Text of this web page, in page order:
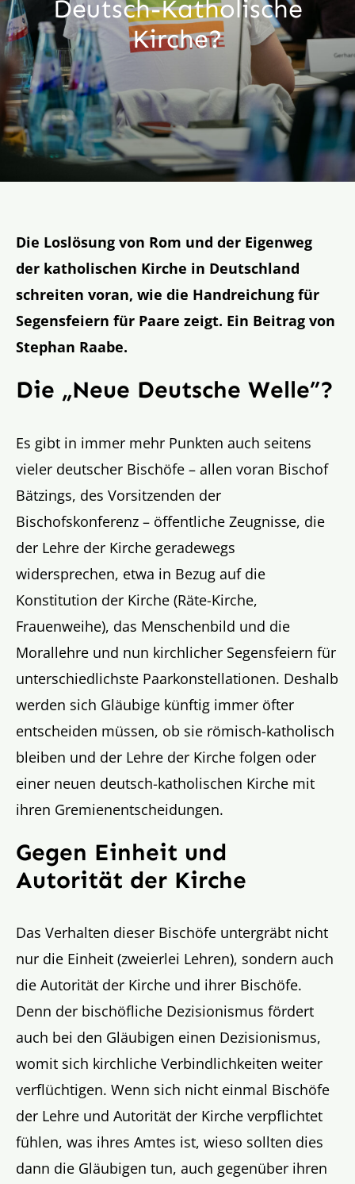
Aktion
Veröffentlichungen
Deutsch-Katholische
Kirche?
Die Loslösung von Rom und der Eigenweg
der katholischen Kirche in Deutschland
schreiten voran, wie die Handreichung für
Segensfeiern für Paare zeigt. Ein Beitrag von
Stephan Raabe.
Die „Neue Deutsche Welle”?
Es gibt in immer mehr Punkten auch seitens
vieler deutscher Bischöfe – allen voran Bischof
Bätzings, des Vorsitzenden der
Bischofskonferenz – öffentliche Zeugnisse, die
der Lehre der Kirche geradewegs
widersprechen, etwa in Bezug auf die
Konstitution der Kirche (Räte-Kirche,
Frauenweihe), das Menschenbild und die
Morallehre und nun kirchlicher Segensfeiern für
unterschiedlichste Paarkonstellationen. Deshalb
werden sich Gläubige künftig immer öfter
entscheiden müssen, ob sie römisch-katholisch
bleiben und der Lehre der Kirche folgen oder
einer neuen deutsch-katholischen Kirche mit
ihren Gremienentscheidungen.
Gegen Einheit und
Autorität der Kirche
Das Verhalten dieser Bischöfe untergräbt nicht
nur die Einheit (zweierlei Lehren), sondern auch
die Autorität der Kirche und ihrer Bischöfe.
Denn der bischöfliche Dezisionismus fördert
auch bei den Gläubigen einen Dezisionismus,
womit sich kirchliche Verbindlichkeiten weiter
verflüchtigen. Wenn sich nicht einmal Bischöfe
der Lehre und Autorität der Kirche verpflichtet
fühlen, was ihres Amtes ist, wieso sollten dies
dann die Gläubigen tun, auch gegenüber ihren